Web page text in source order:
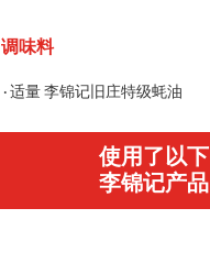
调味料
适量 李锦记旧庄特级蚝油
使用了以下
李锦记产品